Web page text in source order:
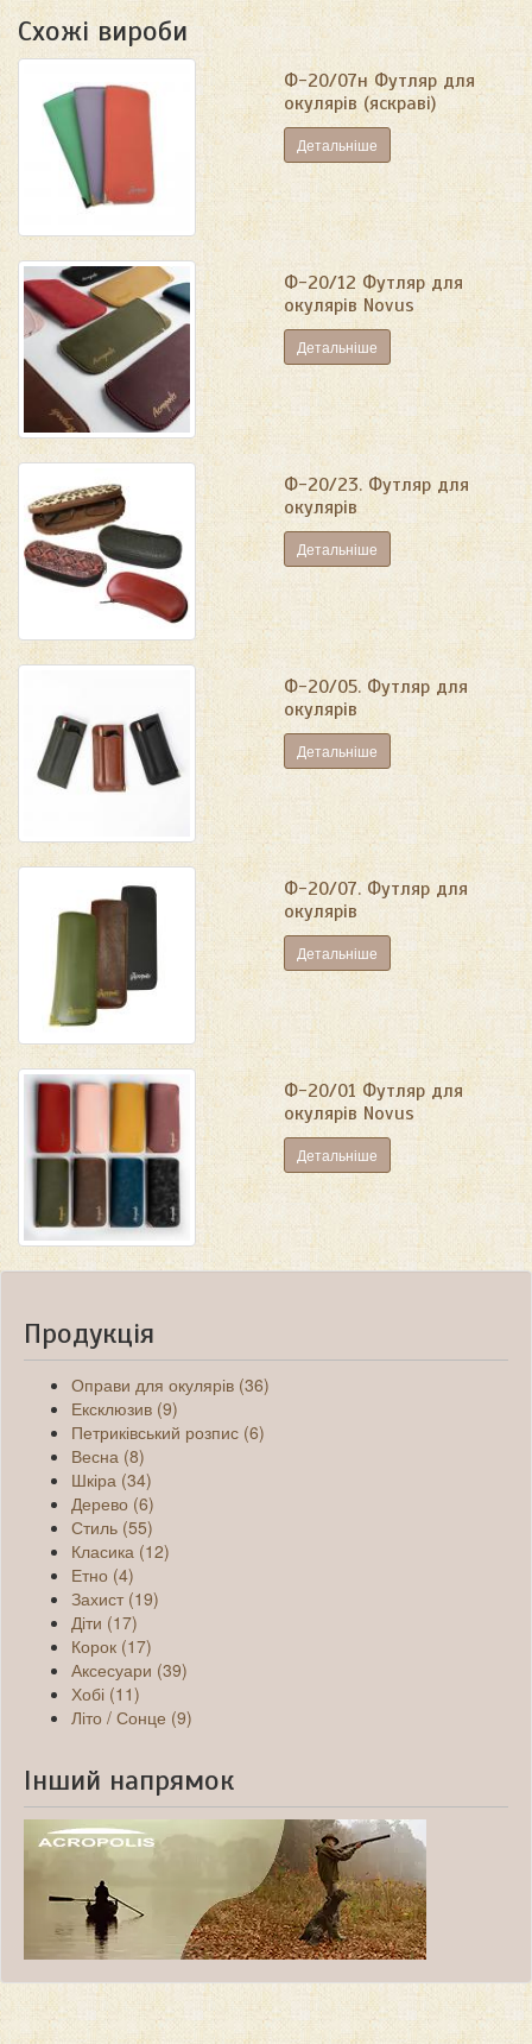
Схожі вироби
Ф-20/07н Футляр для
окулярів (яскраві)
Детальніше
Ф-20/12 Футляр для
окулярів Novus
Детальніше
Ф-20/23. Футляр для
окулярів
Детальніше
Ф-20/05. Футляр для
окулярів
Детальніше
Ф-20/07. Футляр для
окулярів
Детальніше
Ф-20/01 Футляр для
окулярів Novus
Детальніше
Продукція
Оправи для окулярів (36)
Ексклюзив (9)
Петриківський розпис (6)
Весна (8)
Шкіра (34)
Дерево (6)
Стиль (55)
Класика (12)
Етно (4)
Захист (19)
Діти (17)
Корок (17)
Аксесуари (39)
Хобі (11)
Літо / Сонце (9)
Інший напрямок